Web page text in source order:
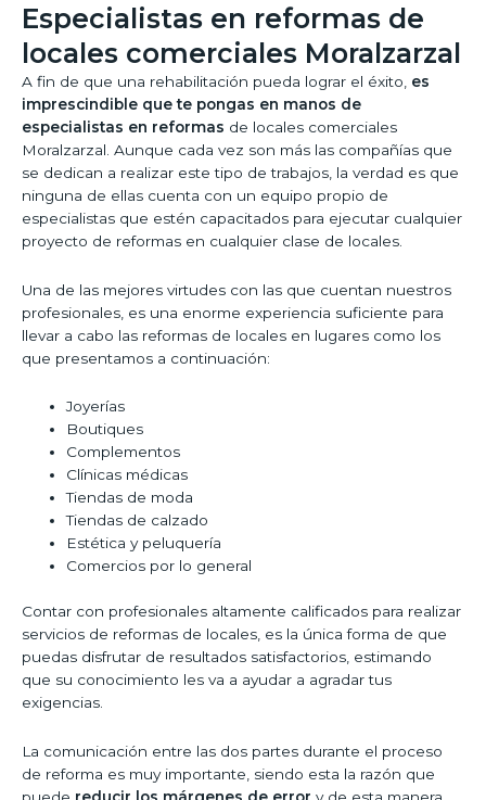
Especialistas en reformas de
locales comerciales Moralzarzal
A fin de que una rehabilitación pueda lograr el éxito, es
imprescindible que te pongas en manos de
especialistas en reformas de locales comerciales
Moralzarzal. Aunque cada vez son más las compañías que
se dedican a realizar este tipo de trabajos, la verdad es que
ninguna de ellas cuenta con un equipo propio de
especialistas que estén capacitados para ejecutar cualquier
proyecto de reformas en cualquier clase de locales.
Una de las mejores virtudes con las que cuentan nuestros
profesionales, es una enorme experiencia suficiente para
llevar a cabo las reformas de locales en lugares como los
que presentamos a continuación:
Joyerías
Boutiques
Complementos
Clínicas médicas
Tiendas de moda
Tiendas de calzado
Estética y peluquería
Comercios por lo general
Contar con profesionales altamente calificados para realizar
servicios de reformas de locales, es la única forma de que
puedas disfrutar de resultados satisfactorios, estimando
que su conocimiento les va a ayudar a agradar tus
exigencias.
La comunicación entre las dos partes durante el proceso
de reforma es muy importante, siendo esta la razón que